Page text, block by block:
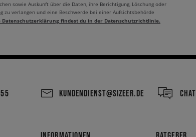
sowie Auskunft über die Daten, ihre Berichtigung, Löschung oder
zu verlangen und eine Beschwerde bei einer Aufsichtsbehörde
Datenschutzerklärung findest du in der Datenschutzrichtlinie.
KUNDENDIENST@SIZEER.DE CHAT